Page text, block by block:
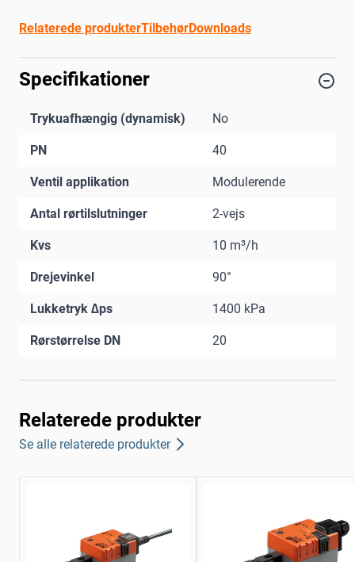
Relaterede produkterTilbehørDownloads
Specifikationer
Trykuafhængig (dynamisk) No
PN 40
Ventil applikation Modulerende
Antal rørtilslutninger 2-vejs
Kvs 10 m³/h
Drejevinkel 90°
Lukketryk ∆ps 1400 kPa
Rørstørrelse DN 20
Relaterede produkter
Se alle relaterede produkter